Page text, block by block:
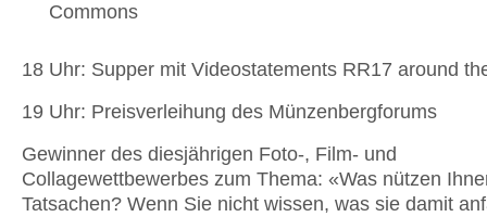
Commons
18 Uhr: Supper mit Videostatements RR17 around
19 Uhr: Preisverleihung des Münzenbergforums
Gewinner des diesjährigen Foto-, Film- und
Collagewettbewerbes zum Thema: «Was nützen
Tatsachen? Wenn Sie nicht wissen, was sie damit